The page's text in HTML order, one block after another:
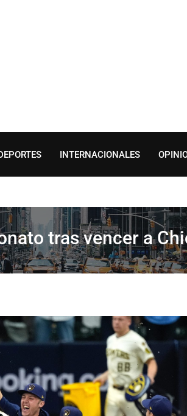
INTERNACIONALES
tras vencer a